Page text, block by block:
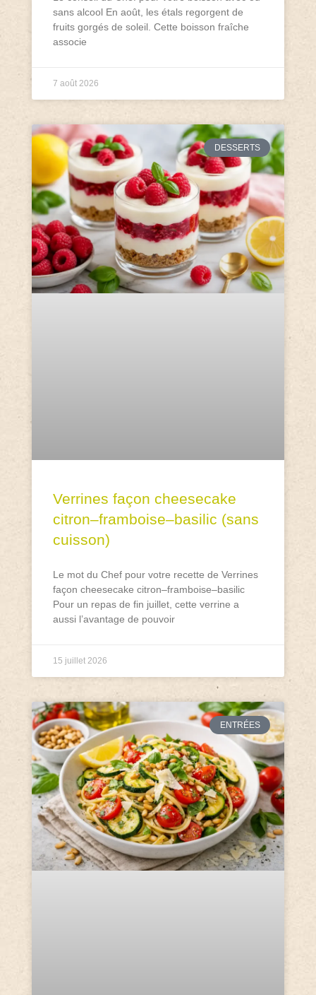
sans alcool En août, les étals regorgent de
fruits gorgés de soleil. Cette boisson fraîche
associe
7 août 2026
DESSERTS
Verrines façon cheesecake
citron–framboise–basilic (sans
cuisson)
Le mot du Chef pour votre recette de Verrines
façon cheesecake citron–framboise–basilic
Pour un repas de fin juillet, cette verrine a
aussi l’avantage de pouvoir
15 juillet 2026
ENTRÉES